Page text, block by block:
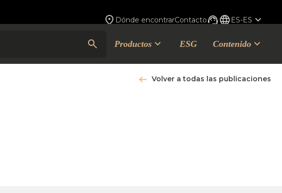
Dónde encontrarContacto ES-ES
Productos ESG Contenido
Volver a todas las publicaciones